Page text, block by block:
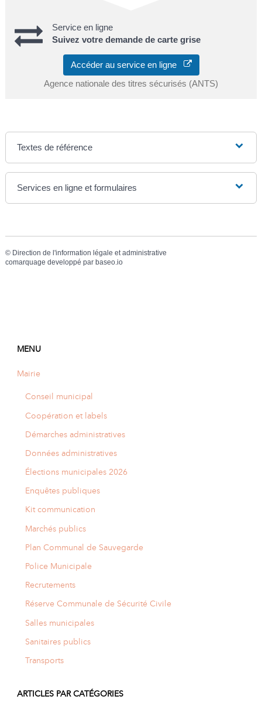
Service en ligne
Suivez votre demande de carte grise
Accéder au service en ligne
Agence nationale des titres sécurisés (ANTS)
Textes de référence
Services en ligne et formulaires
© Direction de l'information légale et administrative
comarquage developpé par baseo.io
MENU
Mairie
Conseil municipal
Coopération et labels
Démarches administratives
Données administratives
Élections municipales 2026
Enquêtes publiques
Kit communication
Marchés publics
Plan Communal de Sauvegarde
Police Municipale
Recrutements
Réserve Communale de Sécurité Civile
Salles municipales
Sanitaires publics
Transports
ARTICLES PAR CATÉGORIES